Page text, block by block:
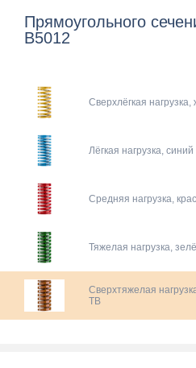
Прямоугольного
B5012
Сверхлёгкая
Лёгкая нагрузка,
Средняя нагрузка,
Тяжелая нагрузка,
Сверхтяжелая
TB